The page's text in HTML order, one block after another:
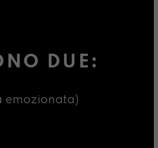
DUE:
emozionata)